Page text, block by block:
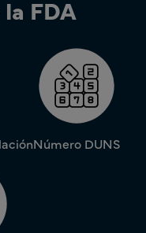
FDA
Número DUNS